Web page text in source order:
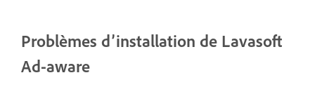
Problèmes d’installation de Lavasoft
Ad-aware